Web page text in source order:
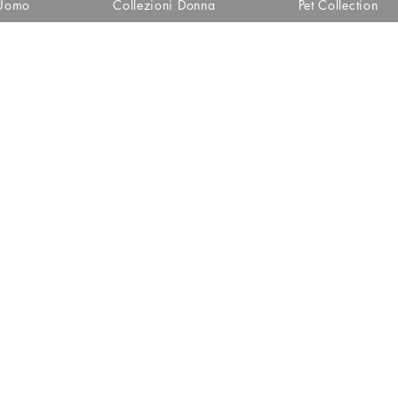
Collezioni Donna Pet Collection